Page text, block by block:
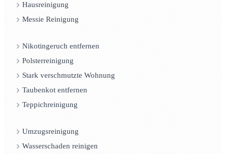
Hausreinigung
Messie Reinigung
Nikotingeruch entfernen
Polsterreinigung
Stark verschmutzte Wohnung
Taubenkot entfernen
Teppichreinigung
Umzugsreinigung
Wasserschaden reinigen